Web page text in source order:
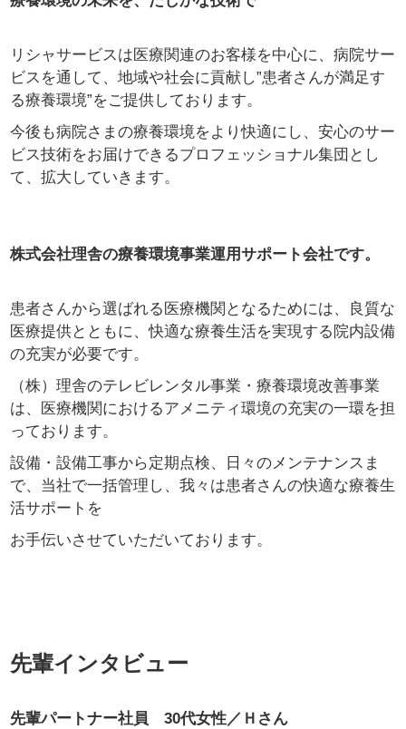
リシャサービスは医療関連のお客様を中心に、病院サー
ビスを通して、地域や社会に貢献し”患者さんが満足す
る療養環境”をご提供しております。
今後も病院さまの療養環境をより快適にし、安心のサー
ビス技術をお届けできるプロフェッショナル集団とし
て、拡大していきます。
株式会社理舎の療養環境事業運用サポート会社です。
患者さんから選ばれる医療機関となるためには、良質な
医療提供とともに、快適な療養生活を実現する院内設備
の充実が必要です。
（株）理舎のテレビレンタル事業・療養環境改善事業
は、医療機関におけるアメニティ環境の充実の一環を担
っております。
設備・設備工事から定期点検、日々のメンテナンスま
で、当社で一括管理し、我々は患者さんの快適な療養生
活サポートを
お手伝いさせていただいております。
先輩インタビュー
先輩パートナー社員 30代女性／Ｈさん